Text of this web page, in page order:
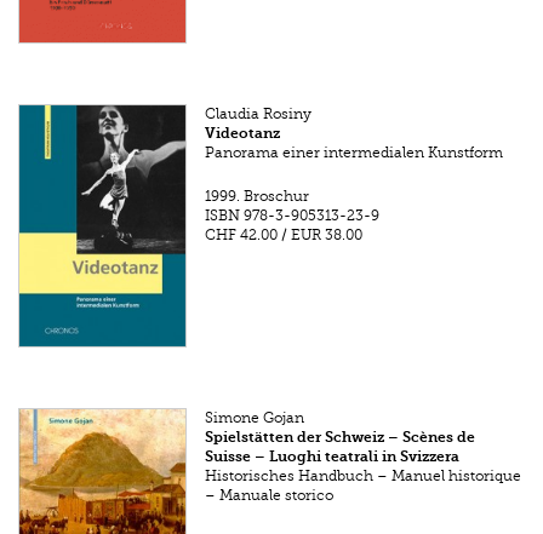
Claudia Rosiny
Videotanz
Panorama einer intermedialen Kunstform
1999. Broschur
ISBN 978-3-905313-23-9
CHF 42.00 /EUR 38.00
Simone Gojan
Spielstätten der Schweiz – Scènes de
Suisse – Luoghi teatrali in Svizzera
Historisches Handbuch – Manuel historique
– Manuale storico